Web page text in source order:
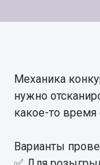
Механика
нужно
какое-то
Варианты